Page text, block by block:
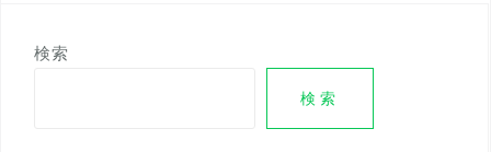
検索
検索